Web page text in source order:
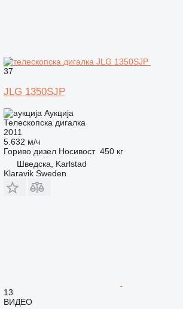
37
JLG 1350SJP
Аукција
Телескопска дигалка
2011
5.632 м/ч
Гориво дизел Носивост 450 кг
Шведска, Karlstad
Klaravik Sweden
13
ВИДЕО